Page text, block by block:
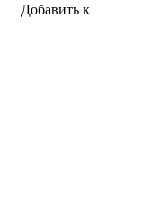
Добавить к